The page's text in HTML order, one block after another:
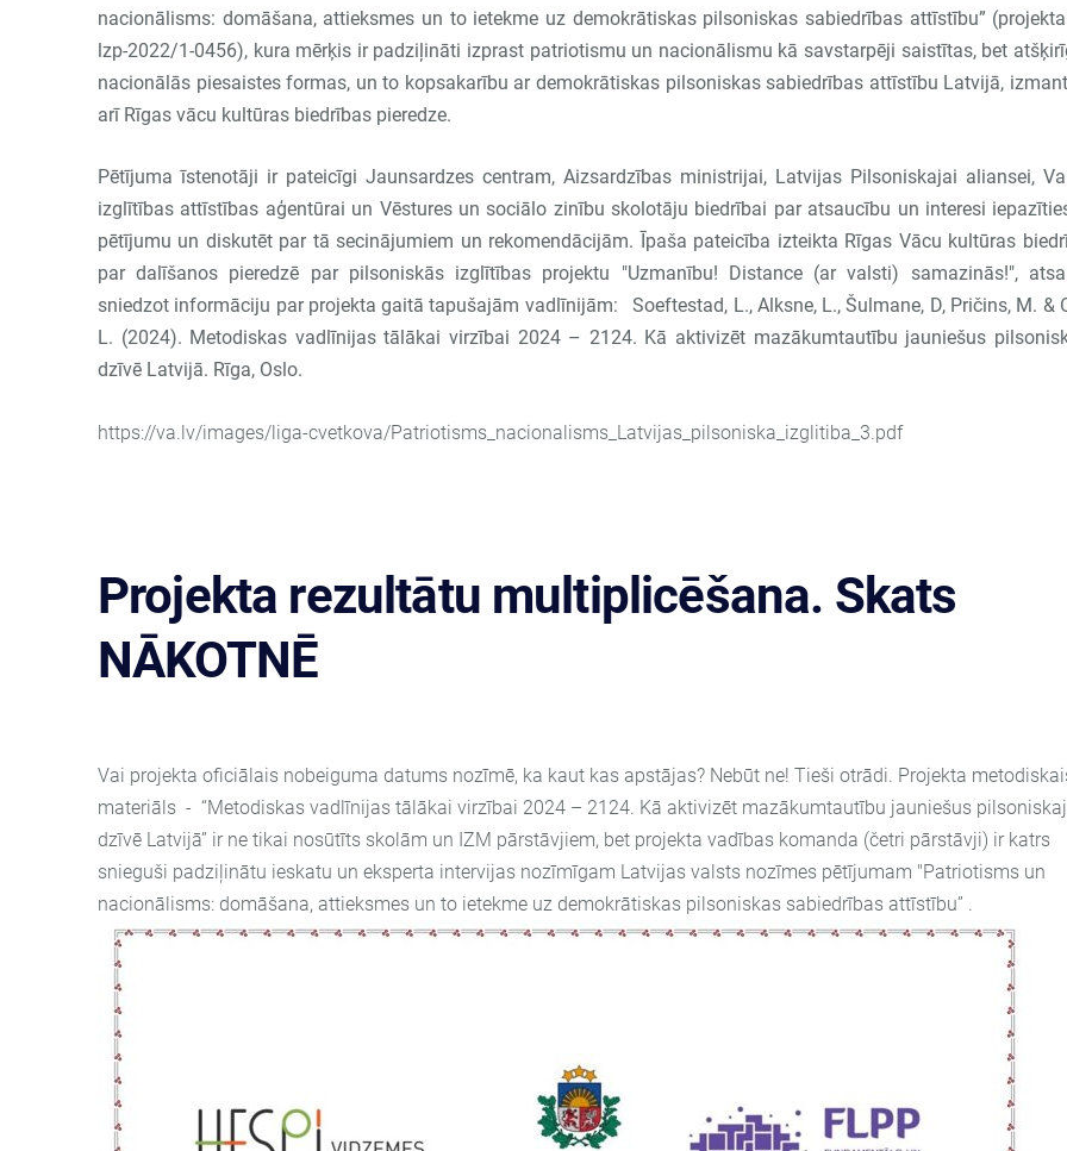
nacionālisms: domāšana, attieksmes un to ietekme uz demokrātiskas pilsoniskas sabiedrības attīstību”
lzp-2022/1-0456), kura mērķis ir padziļināti izprast patriotismu un nacionālismu kā savstarpēji saistītas, bet
nacionālās piesaistes formas, un to kopsakarību ar demokrātiskas pilsoniskas sabiedrības attīstību Latvijā,
arī Rīgas vācu kultūras biedrības pieredze.
Pētījuma īstenotāji ir pateicīgi Jaunsardzes centram, Aizsardzības ministrijai, Latvijas Pilsoniskajai aliansei,
izglītības attīstības aģentūrai un Vēstures un sociālo zinību skolotāju biedrībai par atsaucību un interesi
pētījumu un diskutēt par tā secinājumiem un rekomendācijām. Īpaša pateicība izteikta Rīgas Vācu kultūras
par dalīšanos pieredzē par pilsoniskās izglītības projektu "Uzmanību! Distance (ar valsti) samazinās!",
sniedzot informāciju par projekta gaitā tapušajām vadlīnijām: Soeftestad, L., Alksne, L., Šulmane, D, Pričins, M. &
L. (2024). Metodiskas vadlīnijas tālākai virzībai 2024 – 2124. Kā aktivizēt mazākumtautību jauniešus
dzīvē Latvijā. Rīga, Oslo.
https://va.lv/images/liga-cvetkova/Patriotisms_nacionalisms_Latvijas_pilsoniska_izglitiba_3.pdf
Projekta rezultātu multiplicēšana. Skats
NĀKOTNĒ
Vai projekta oficiālais nobeiguma datums nozīmē, ka kaut kas apstājas? Nebūt ne! Tieši otrādi. Projekta
materiāls - “Metodiskas vadlīnijas tālākai virzībai 2024 – 2124. Kā aktivizēt mazākumtautību jauniešus
dzīvē Latvijā” ir ne tikai nosūtīts skolām un IZM pārstāvjiem, bet projekta vadības komanda (četri pārstāvji) ir katrs
snieguši padziļinātu ieskatu un eksperta intervijas nozīmīgam Latvijas valsts nozīmes pētījumam "Patriotisms un
nacionālisms: domāšana, attieksmes un to ietekme uz demokrātiskas pilsoniskas sabiedrības attīstību” .